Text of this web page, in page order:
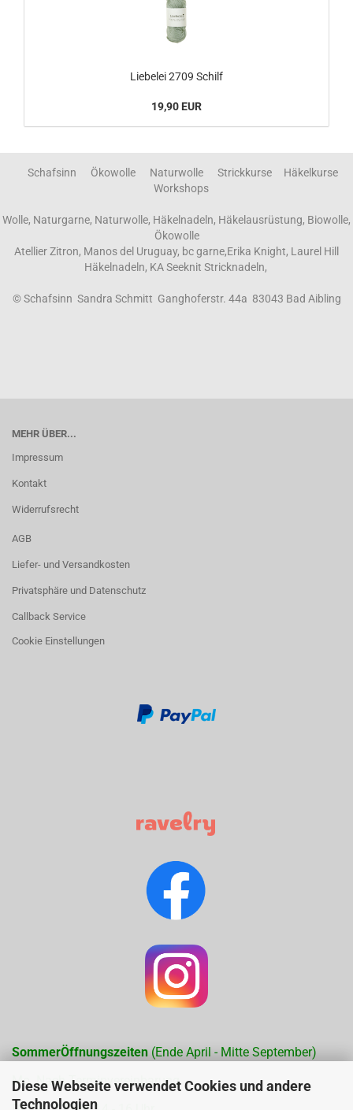
Diese Webseite verwendet Cookies und andere
Technologien
Liebelei 2709 Schilf
19,90 EUR
Schafsinn Ökowolle Naturwolle Strickkurse Häkelkurse
Workshops
Wolle, Naturgarne, Naturwolle, Häkelnadeln, Häkelausrüstung, Biowolle,
Ökowolle
Atellier Zitron, Manos del Uruguay, bc garne,Erika Knight, Laurel Hill
Häkelnadeln, KA Seeknit Stricknadeln,
© Schafsinn Sandra Schmitt Ganghoferstr. 44a 83043 Bad Aibling
MEHR ÜBER...
Impressum
Kontakt
Widerrufsrecht
AGB
Liefer- und Versandkosten
Privatsphäre und Datenschutz
Callback Service
Cookie Einstellungen
SommerÖffnungszeiten (Ende April - Mitte September)
Mo. Nach Terminvereinbarung